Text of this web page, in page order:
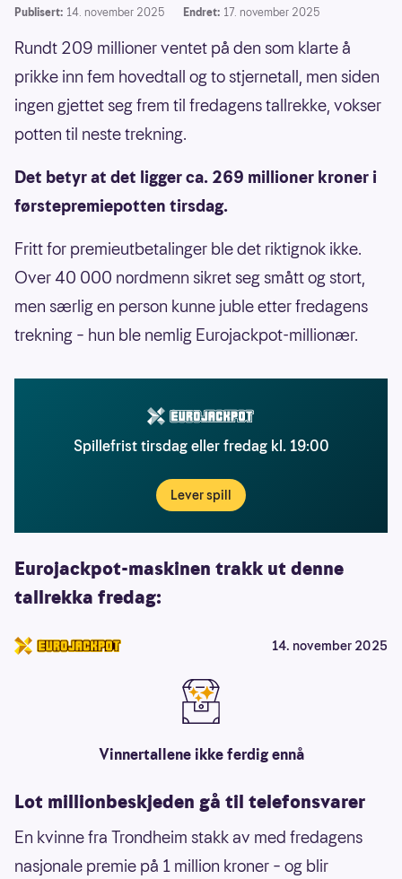
Publisert: 14. november 2025 Endret: 17. november 2025
Rundt 209 millioner ventet på den som klarte å
prikke inn fem hovedtall og to stjernetall, men siden
ingen gjettet seg frem til fredagens tallrekke, vokser
potten til neste trekning.
Det betyr at det ligger ca. 269 millioner kroner i
førstepremiepotten tirsdag.
Fritt for premieutbetalinger ble det riktignok ikke.
Over 40 000 nordmenn sikret seg smått og stort,
men særlig en person kunne juble etter fredagens
trekning – hun ble nemlig Eurojackpot-millionær.
Spillefrist tirsdag eller fredag kl. 19:00
Lever spill
Eurojackpot-maskinen trakk ut denne
tallrekka fredag:
14. november 2025
Vinnertallene ikke ferdig ennå
Lot millionbeskjeden gå til telefonsvarer
En kvinne fra Trondheim stakk av med fredagens
nasjonale premie på 1 million kroner – og blir